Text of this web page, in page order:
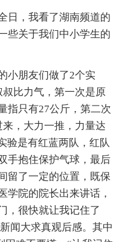
日，我看了湖南频道的
些关于我们中小学生的
小朋友们做了2个实
比力气，第一次是原
指只有27公斤，第二次
，大力一推，力量达
验是有红蓝两队，红队
手抱住保护气球，最后
留了一定的位置，既保
学院的院长出来讲话，
，很快就让我记住了
闻大求真观后感。其中